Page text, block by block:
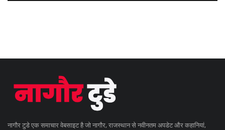
नागौर टुडे एक समाचार वेबसाइट है जो नागौर, राजस्थान से नवीनतम अपडेट और कहानियां,